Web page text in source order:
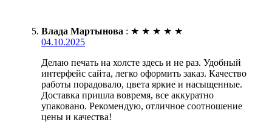
Влада Мартынова : ★ ★ ★ ★ ★
04.10.2025
Делаю печать на холсте здесь и не раз. Удобный
интерфейс сайта, легко оформить заказ. Качество
работы порадовало, цвета яркие и насыщенные.
Доставка пришла вовремя, все аккуратно
упаковано. Рекомендую, отличное соотношение
цены и качества!